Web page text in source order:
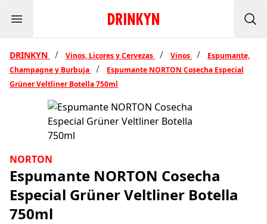
Menu Inicio Drinkyn
DRINKYN / Vinos, Licores y Cervezas / Vinos /
Espumante,
Champagne y Burbuja
/
Espumante NORTON Cosecha Especial
Grüner Veltliner Botella 750ml
NORTON
Espumante NORTON Cosecha
Especial Grüner Veltliner Botella
750ml